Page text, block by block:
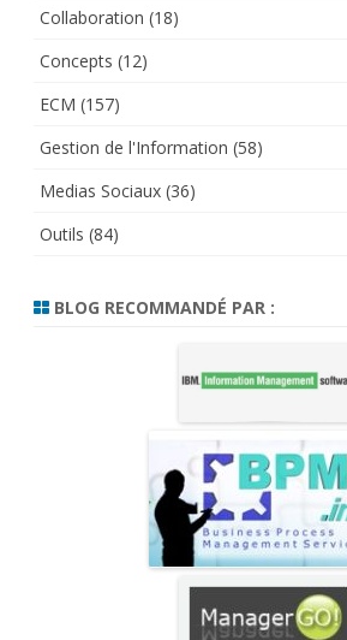
Collaboration (18)
Concepts (12)
ECM (157)
Gestion de l'Information (58)
Medias Sociaux (36)
Outils (84)
BLOG RECOMMANDÉ PAR :